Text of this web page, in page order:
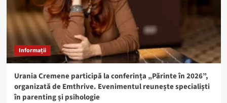
Informații
Urania Cremene participă la conferința „Părinte în 2026”,
organizată de Emthrive. Evenimentul reunește specialiști
în parenting și psihologie